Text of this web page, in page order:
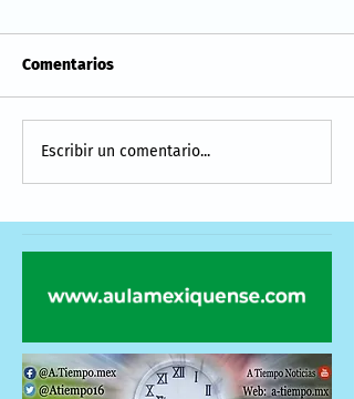
Comentarios
Escribir un comentario...